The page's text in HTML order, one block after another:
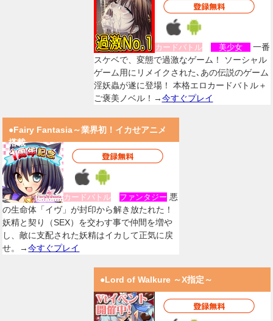
カードバトル 美少女
一番
スケベで、変態で過激なゲーム！ ソーシャル
ゲーム用にリメイクされた､あの伝説のゲーム
淫妖蟲が遂に登場！ 本格エロカードバトル＋
ご褒美ノベル！→今すぐプレイ
●Fairy Fantasia～業界初！イカせアニメ
搭載
カードバトル ファンタジー 悪
の生命体「イヴ」が封印から解き放たれた！
妖精と契り（SEX）を交わす事で仲間を増や
し、敵に支配された妖精はイカして正気に戻
せ。→今すぐプレイ
●Lord of Walkure ～X指定～